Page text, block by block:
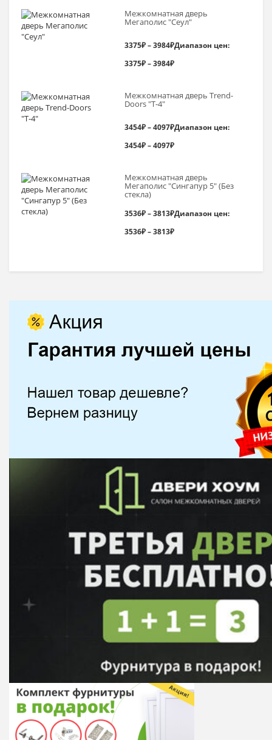
Межкомнатная дверь
Мегаполис "Сеул"
3375₽–3984₽Диапазон цен:
3375₽ – 3984₽
Межкомнатная дверь Trend-
Doоrs "Т-4"
3454₽–4097₽Диапазон цен:
3454₽ – 4097₽
Межкомнатная дверь
Мегаполис "Сингапур 5" (Без
стекла)
3536₽–3813₽Диапазон цен:
3536₽ – 3813₽